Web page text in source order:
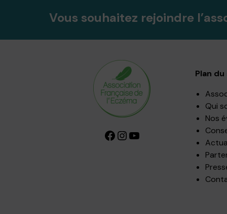
Vous souhaitez rejoindre
Facebook Instagram YouTube
Plan
Qui
Nos